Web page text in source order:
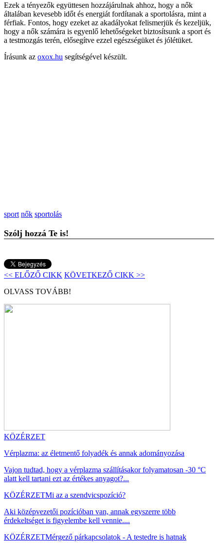
Ezek a tényezők együttesen hozzájárulnak ahhoz, hogy a nők
általában kevesebb időt és energiát fordítanak a sportolásra, mint a
férfiak. Fontos, hogy ezeket az akadályokat felismerjük és kezeljük,
hogy a nők számára is egyenlő lehetőségeket biztosítsunk a sport és
a testmozgás terén, elősegítve ezzel egészségüket és jólétüket.
Írásunk az oxox.hu segítségével készült.
sport nők sportolás
Szólj hozzá Te is!
<< ELŐZŐ CIKK KÖVETKEZŐ CIKK >>
OLVASS TOVÁBB!
KÖZÉRZET
Vérplazma: az életmentő folyadék és annak adományozása
Vajon tudtad, hogy a vérplazma szállításakor folyamatosan -30 °C
alatt kell tartani ezt az értékes anyagot?...
KÖZÉRZETMi az a szendvicspozíció?
Aki középvezetői pozícióban van, annak egyszerre több
érdekeltséget is figyelembe kell vennie....
KÖZÉRZETMérgező párkapcsolatok - A testedre is hatnak